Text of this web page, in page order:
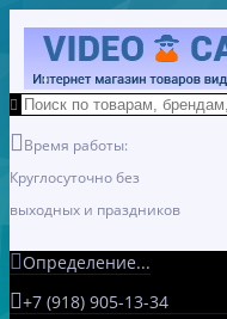
Время работы:
Круглосуточно без
выходных и праздников
Определение...
+7 (918) 905-13-34